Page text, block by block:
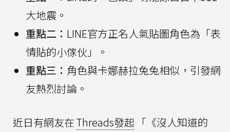
大地震。
重點二： LINE官方正名人氣貼圖角色為「表
情貼的小傢伙」。
重點三： 角色與卡娜赫拉兔兔相似，引發網
友熱烈討論。
近日有網友在Threads發起 「《沒人知道的